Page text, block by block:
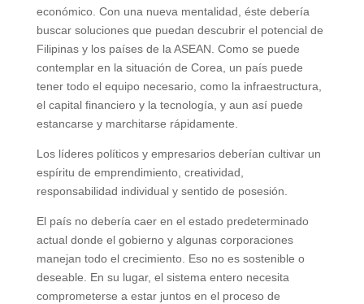
económico. Con una nueva mentalidad, éste debería
buscar soluciones que puedan descubrir el potencial de
Filipinas y los países de la ASEAN. Como se puede
contemplar en la situación de Corea, un país puede
tener todo el equipo necesario, como la infraestructura,
el capital financiero y la tecnología, y aun así puede
estancarse y marchitarse rápidamente.
Los líderes políticos y empresarios deberían cultivar un
espíritu de emprendimiento, creatividad,
responsabilidad individual y sentido de posesión.
El país no debería caer en el estado predeterminado
actual donde el gobierno y algunas corporaciones
manejan todo el crecimiento. Eso no es sostenible o
deseable. En su lugar, el sistema entero necesita
comprometerse a estar juntos en el proceso de